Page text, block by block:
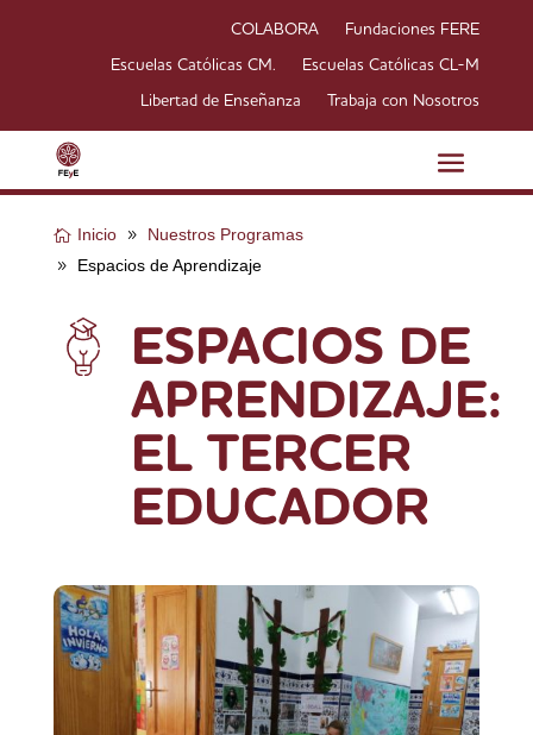
COLABORA Fundaciones FERE
Escuelas Católicas CM. Escuelas Católicas CL-M
Libertad de Enseñanza Trabaja con Nosotros
Inicio
Nuestros Programas
Espacios de Aprendizaje
ESPACIOS DE
APRENDIZAJE:
EL TERCER
EDUCADOR